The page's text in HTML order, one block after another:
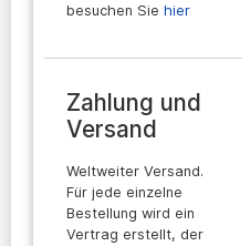
besuchen Sie hier
Zahlung und
Versand
Weltweiter Versand.
Für jede einzelne
Bestellung wird ein
Vertrag erstellt, der